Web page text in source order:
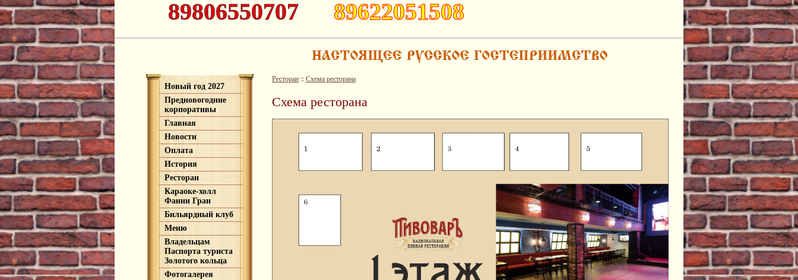
89806550707
89622051508
Новый год 2027
Предновогодние
корпоративы
Главная
Новости
Оплата
История
Ресторан
Караоке-холл
Фанни Гран
Бильярдный клуб
Меню
Владельцам
Паспорта туриста
Золотого кольца
Фотогалерея
Ресторан ::Схема ресторана
Схема ресторана